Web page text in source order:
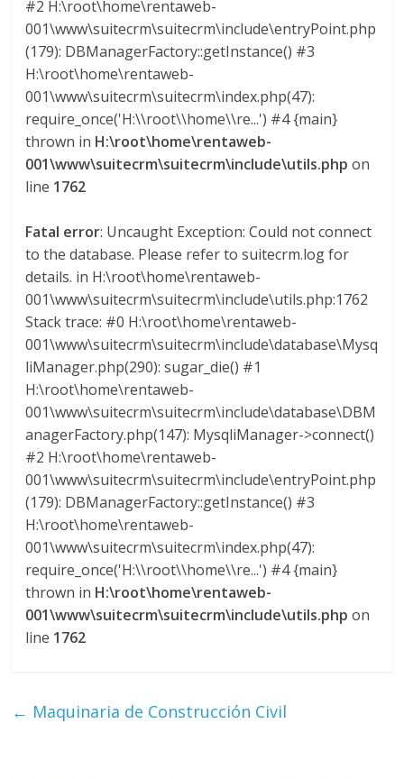
a
r
a
e
n
C
o
o
m
b
T
#2 H:\root\home\rentaweb-
001\www\suitecrm\suitecrm\include\entryPoint.php
(179): DBManagerFactory::getInstance() #3
H:\root\home\rentaweb-
001\www\suitecrm\suitecrm\index.php(47):
require_once('H:\\root\\home\\re...') #4 {main}
thrown in H:\root\home\rentaweb-
001\www\suitecrm\suitecrm\include\utils.php on
line 1762
Fatal error: Uncaught Exception: Could not connect
to the database. Please refer to suitecrm.log for
details. in H:\root\home\rentaweb-
001\www\suitecrm\suitecrm\include\utils.php:1762
Stack trace: #0 H:\root\home\rentaweb-
001\www\suitecrm\suitecrm\include\database\Mysq
liManager.php(290): sugar_die() #1
H:\root\home\rentaweb-
001\www\suitecrm\suitecrm\include\database\DBM
anagerFactory.php(147): MysqliManager->connect()
#2 H:\root\home\rentaweb-
001\www\suitecrm\suitecrm\include\entryPoint.php
(179): DBManagerFactory::getInstance() #3
H:\root\home\rentaweb-
001\www\suitecrm\suitecrm\index.php(47):
require_once('H:\\root\\home\\re...') #4 {main}
thrown in H:\root\home\rentaweb-
001\www\suitecrm\suitecrm\include\utils.php on
line 1762
← Maquinaria de Construcción Civil